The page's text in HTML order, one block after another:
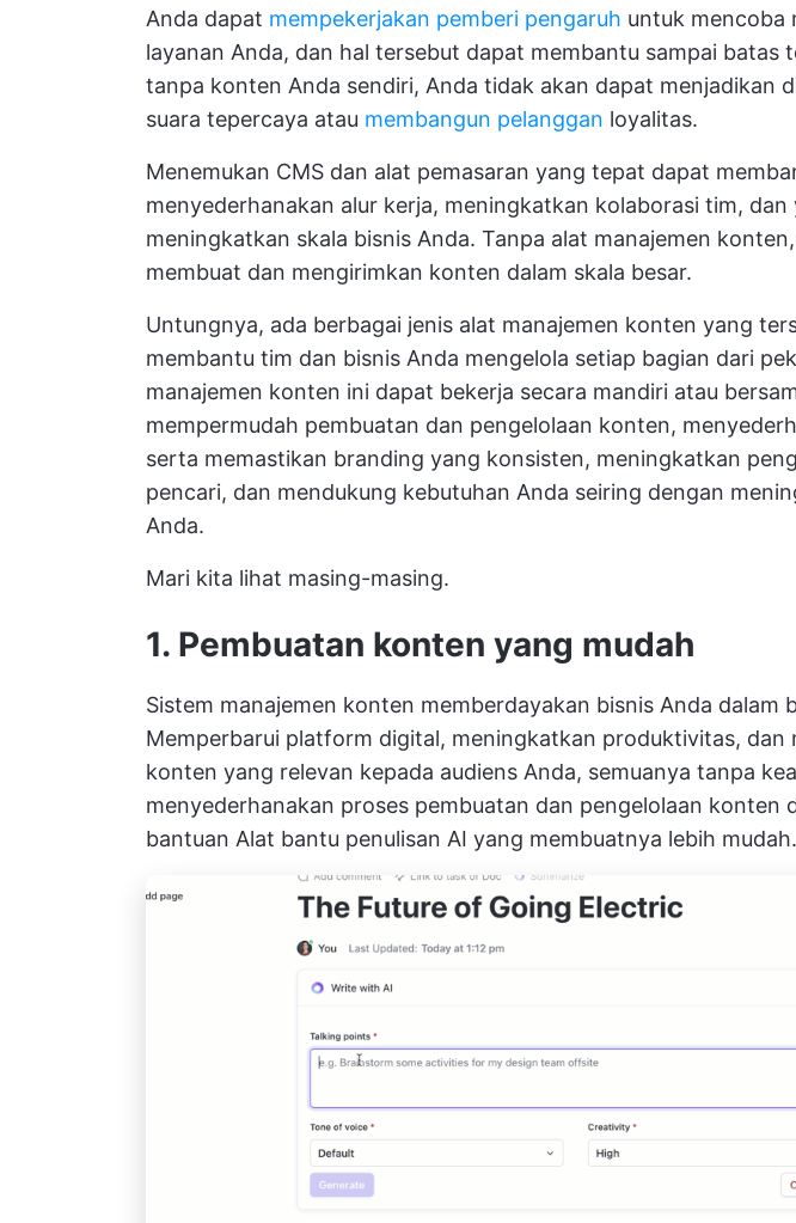
Anda dapat mempekerjakan pemberi pengaruh untuk mencoba
layanan Anda, dan hal tersebut dapat membantu sampai batas
tanpa konten Anda sendiri, Anda tidak akan dapat menjadikan
suara tepercaya atau membangun pelanggan loyalitas.
Menemukan CMS dan alat pemasaran yang tepat dapat
menyederhanakan alur kerja, meningkatkan kolaborasi tim,
meningkatkan skala bisnis Anda. Tanpa alat manajemen
membuat dan mengirimkan konten dalam skala besar.
Untungnya, ada berbagai jenis alat manajemen konten yang
membantu tim dan bisnis Anda mengelola setiap bagian dari
manajemen konten ini dapat bekerja secara mandiri atau
mempermudah pembuatan dan pengelolaan konten,
serta memastikan branding yang konsisten, meningkatkan
pencari, dan mendukung kebutuhan Anda seiring dengan
Anda.
Mari kita lihat masing-masing.
1. Pembuatan konten yang mudah
Sistem manajemen konten memberdayakan bisnis Anda dalam
Memperbarui platform digital, meningkatkan produktivitas, dan
konten yang relevan kepada audiens Anda, semuanya tanpa
menyederhanakan proses pembuatan dan pengelolaan konten
bantuan Alat bantu penulisan AI yang membuatnya lebih mudah.